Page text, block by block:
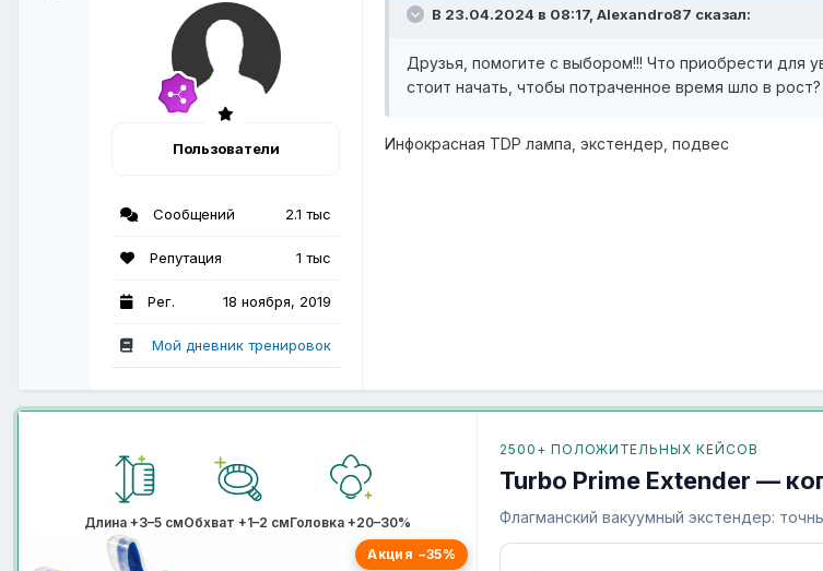
Пользователи
Сообщений 2.1 тыс
Репутация 1 тыс
Рег. 18 ноября, 2019
Мой дневник тренировок
В 23.04.2024 в 08:17, Alexandro87 сказал:
Друзья, помогите с выбором!!! Что приобрести для
стоит начать, чтобы потраченное время шло в
Инфокрасная TDP лампа, экстендер, подвес
Длина +3–5 смОбхват +1–2 смГоловка +20–30%
Акция −35%
2500+ ПОЛОЖИТЕЛЬНЫХ КЕЙСОВ
Turbo Prime Extender —
Флагманский вакуумный экстендер: